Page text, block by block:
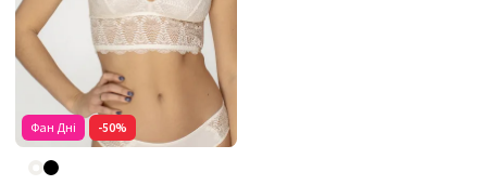
Фан Дні -50%